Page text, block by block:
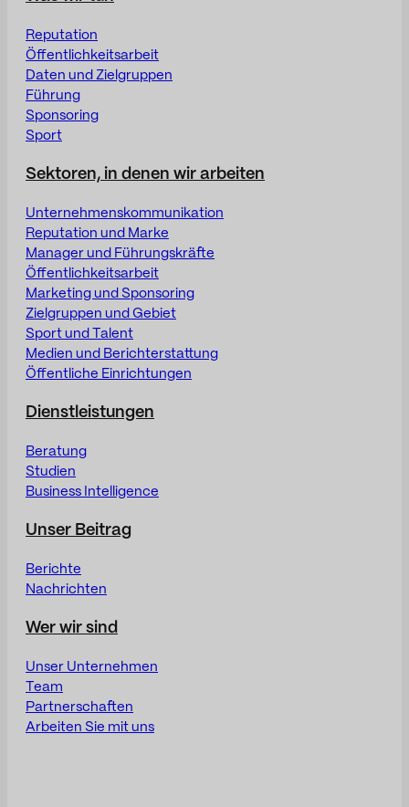
Reputation
Öffentlichkeitsarbeit
Daten und Zielgruppen
Führung
Sponsoring
Sport
Sektoren, in denen wir arbeiten
Unternehmenskommunikation
Reputation und Marke
Manager und Führungskräfte
Öffentlichkeitsarbeit
Marketing und Sponsoring
Zielgruppen und Gebiet
Sport und Talent
Medien und Berichterstattung
Öffentliche Einrichtungen
Dienstleistungen
Beratung
Studien
Business Intelligence
Unser Beitrag
Berichte
Nachrichten
Wer wir sind
Unser Unternehmen
Team
Partnerschaften
Arbeiten Sie mit uns